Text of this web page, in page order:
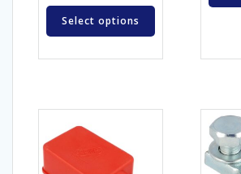
Select options